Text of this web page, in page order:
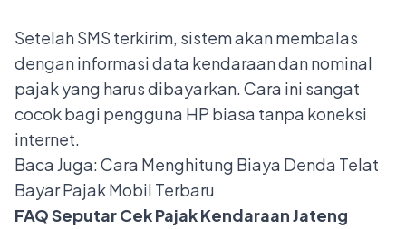
Setelah SMS terkirim, sistem akan membalas
dengan informasi data kendaraan dan nominal
pajak yang harus dibayarkan. Cara ini sangat
cocok bagi pengguna HP biasa tanpa koneksi
internet.
Baca Juga:Cara Menghitung Biaya Denda Telat
Bayar Pajak Mobil Terbaru
FAQ Seputar Cek Pajak Kendaraan Jateng